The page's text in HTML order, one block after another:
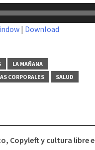
| Download
LA MAÑANA
CORPORALES SALUD
Copyleft y cultura libre